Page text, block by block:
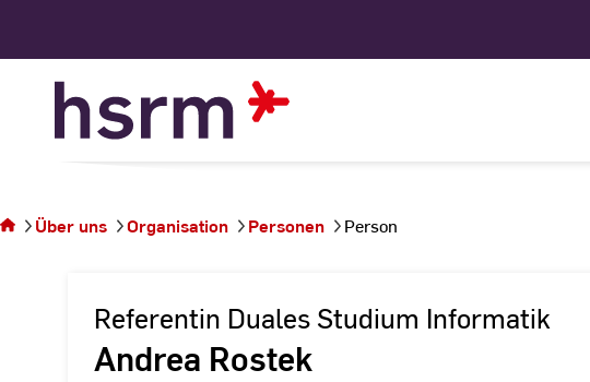
sich auf
der
Über uns Organisation Personen Person
Referentin Duales Studium Informatik
Andrea Rostek